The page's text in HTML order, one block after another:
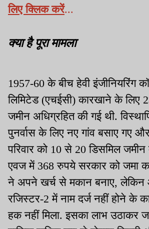
लिए क्लिक करें...
क्या है पूरा मामला
1957-60 के बीच हेवी इंजीनियरिंग
लिमिटेड (एचईसी) कारखाने के लिए
जमीन अधिग्रहित की गई थी.
पुनर्वास के लिए नए गांव बसाए गए
परिवार को 10 से 20 डिसमिल
एवज में 368 रुपये सरकार को जमा
ने अपने खर्च से मकान बनाए,
रजिस्टर-2 में नाम दर्ज नहीं होने के
हक नहीं मिला. इसका लाभ उठाकर